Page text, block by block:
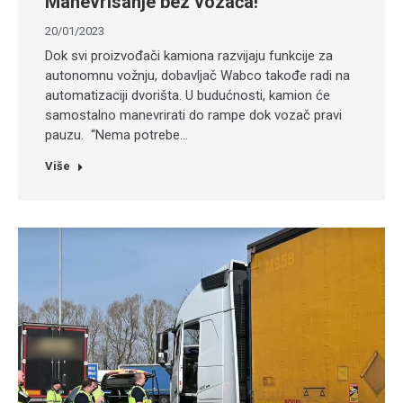
20/01/2023
Dok svi proizvođači kamiona razvijaju funkcije za
autonomnu vožnju, dobavljač Wabco takođe radi na
automatizaciji dvorišta. U budućnosti, kamion će
samostalno manevrirati do rampe dok vozač pravi
pauzu. “Nema potrebe…
Više